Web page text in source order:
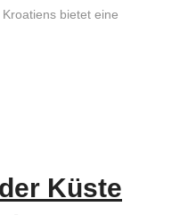
bietet eine
Küste